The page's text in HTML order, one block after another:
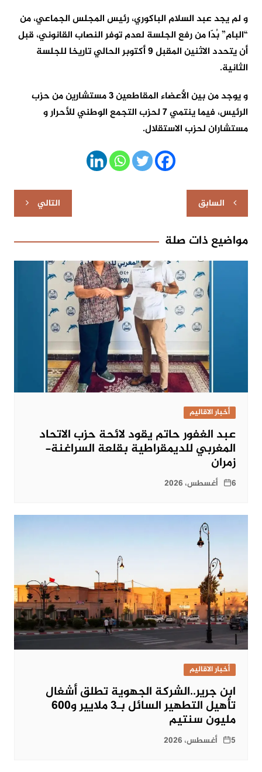
و لم يجد عبد السلام الباكوري، رئيس المجلس الجماعي، من
“البام” بُدّا من رفع الجلسة لعدم توفر النصاب القانوني، قبل
أن يتحدد الاثنين المقبل 9 أكتوبر الحالي تاريخا للجلسة
الثانية.
و يوجد من بين الأعضاء المقاطعين 3 مستشارين من حزب
الرئيس، فيما ينتمي 7 لحزب التجمع الوطني للأحرار و
مستشاران لحزب الاستقلال.
تصفّح
المقالات
السابق التالي
مواضيع ذات صلة
أخبار الاقاليم
عبد الغفور حاتم يقود لائحة حزب الاتحاد
المغربي للديمقراطية بقلعة السراغنة-
زمران
6 أغسطس، 2026
أخبار الاقاليم
ابن جرير..الشركة الجهوية تطلق أشغال
تأهيل التطهير السائل بـ3 ملايير و600
مليون سنتيم
5 أغسطس، 2026